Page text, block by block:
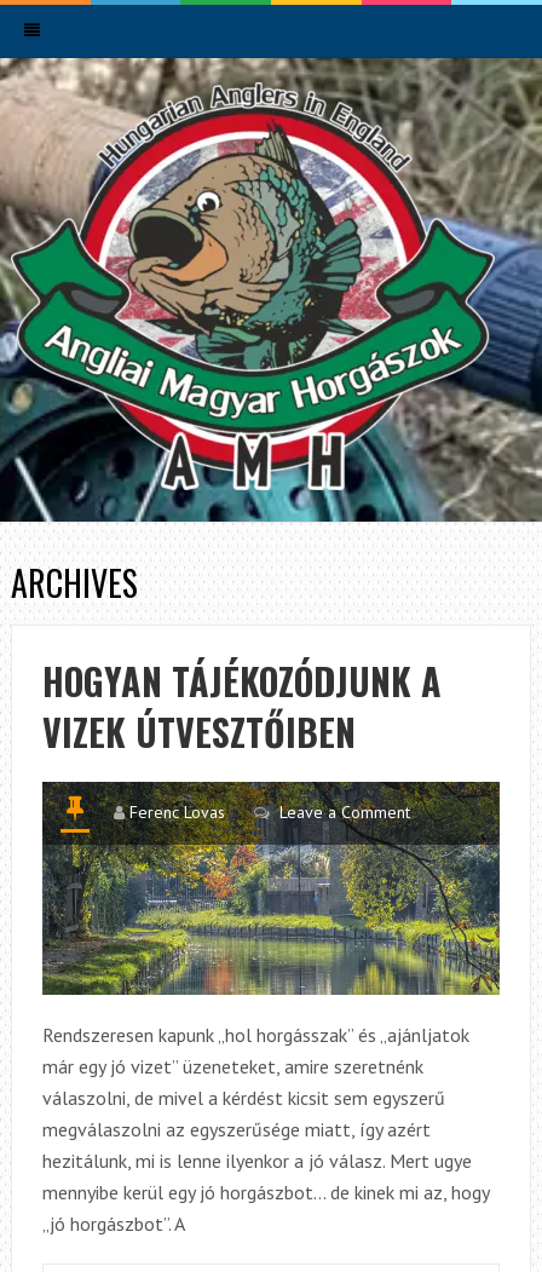
ARCHIVES
HOGYAN TÁJÉKOZÓDJUNK A
VIZEK ÚTVESZTŐIBEN
Ferenc Lovas Leave a Comment
Rendszeresen kapunk „hol horgásszak” és „ajánljatok
már egy jó vizet” üzeneteket, amire szeretnénk
válaszolni, de mivel a kérdést kicsit sem egyszerű
megválaszolni az egyszerűsége miatt, így azért
hezitálunk, mi is lenne ilyenkor a jó válasz. Mert ugye
mennyibe kerül egy jó horgászbot… de kinek mi az, hogy
„jó horgászbot”. A